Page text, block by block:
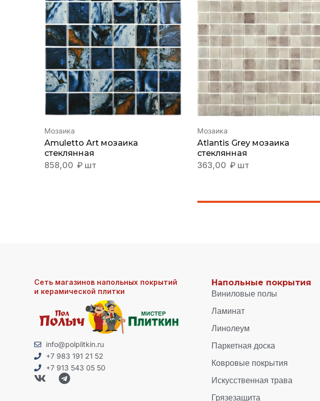
Мозаика
Amuletto Art мозаика
стеклянная
858,00 ₽ шт
Мозаика
Atlantis Grey мозаика
стеклянная
363,00 ₽ шт
Сеть магазинов напольных покрытий
и керамической плитки
info@polplitkin.ru
+7 983 191 21 52
+7 913 543 05 50
Напольные покрытия
Виниловые полы
Ламинат
Линолеум
Паркетная доска
Ковровые покрытия
Искусственная трава
Грязезащита